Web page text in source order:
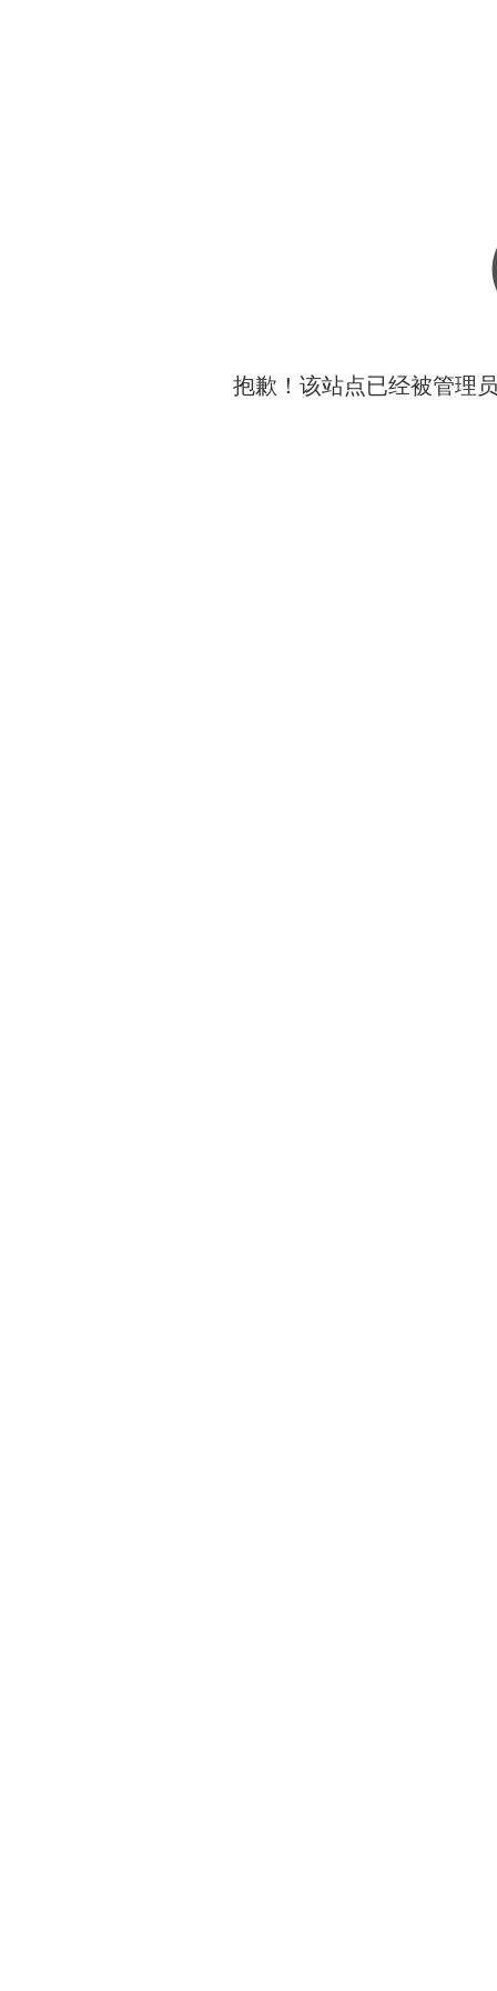
抱歉！该站点已经被管理